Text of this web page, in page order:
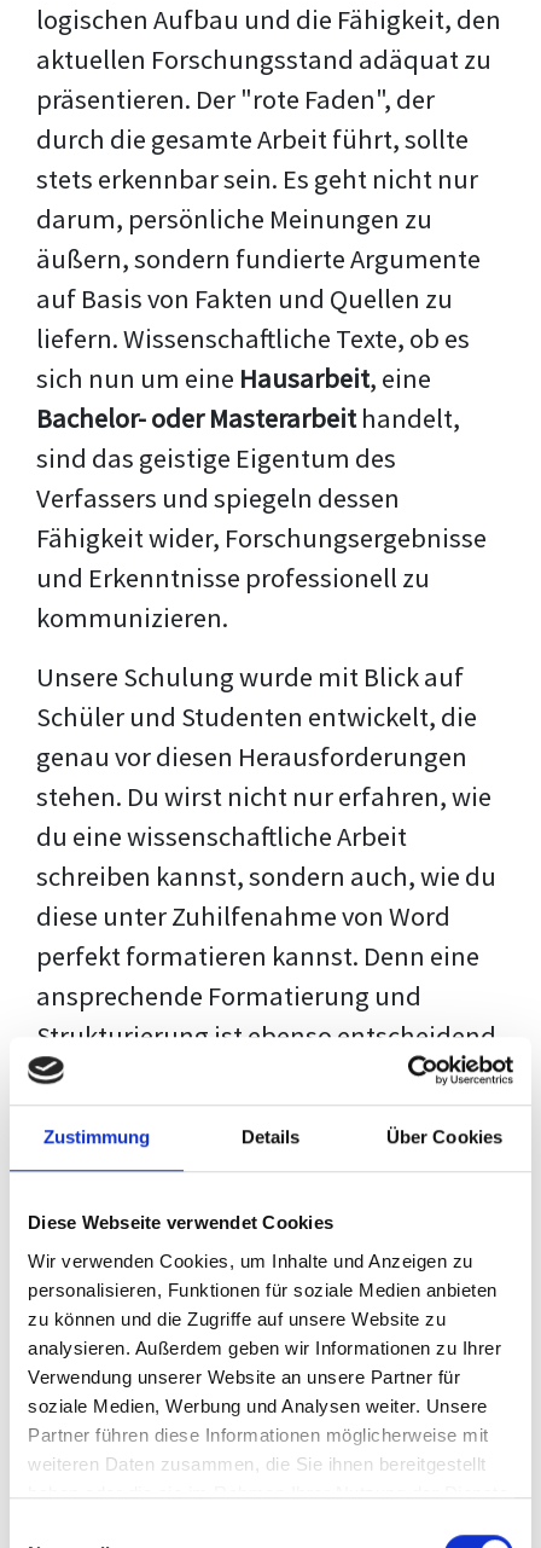
Zustimmung Details Über Cookies
Diese Webseite verwendet Cookies
Wir verwenden Cookies, um Inhalte und Anzeigen zu
personalisieren, Funktionen für soziale Medien anbieten
zu können und die Zugriffe auf unsere Website zu
analysieren. Außerdem geben wir Informationen zu Ihrer
Verwendung unserer Website an unsere Partner für
soziale Medien, Werbung und Analysen weiter. Unsere
Partner führen diese Informationen möglicherweise mit
weiteren Daten zusammen, die Sie ihnen bereitgestellt
haben oder die sie im Rahmen Ihrer Nutzung der Dienste
logischen Aufbau und die Fähigkeit, den
aktuellen Forschungsstand adäquat zu
präsentieren. Der "rote Faden", der
durch die gesamte Arbeit führt, sollte
stets erkennbar sein. Es geht nicht nur
darum, persönliche Meinungen zu
äußern, sondern fundierte Argumente
auf Basis von Fakten und Quellen zu
liefern. Wissenschaftliche Texte, ob es
sich nun um eine Hausarbeit, eine
Bachelor- oder Masterarbeithandelt,
sind das geistige Eigentum des
Verfassers und spiegeln dessen
Fähigkeit wider, Forschungsergebnisse
und Erkenntnisse professionell zu
kommunizieren.
Unsere Schulung wurde mit Blick auf
Schüler und Studenten entwickelt, die
genau vor diesen Herausforderungen
stehen. Du wirst nicht nur erfahren, wie
du eine wissenschaftliche Arbeit
schreiben kannst, sondern auch, wie du
diese unter Zuhilfenahme von Word
perfekt formatieren kannst. Denn eine
ansprechende Formatierung und
Strukturierung ist ebenso entscheidend
wie der Inhalt selbst. Jeder Prüfer hat
eigene Erwartungen, und unsere
Schulung ist so konzipiert, dass sie dir
deiner individuellen Vorlage zeigt,
anstatt eine Einheitslösung zu bieten.
Der Prozess des wissenschaftlichen
Schreibens kann ohne das richtige
Wissen eine große Herausforderung
darstellen. Jedoch, ausgestattet mit
denTechniken und Strategiendieses
Kurses, wird die Formatierung deiner